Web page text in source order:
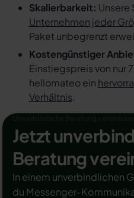
Skalierbarkeit: Unsere
Unternehmen jeder
Paket unbegrenzt
Kostengünstiger
Einstiegspreis von nur
hellomateo ein
Verhältnis.
Jetzt
Beratung
In einem unverbindlichen
du Messenger-